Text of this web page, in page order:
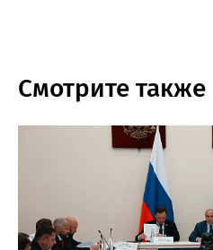
Смотрите также